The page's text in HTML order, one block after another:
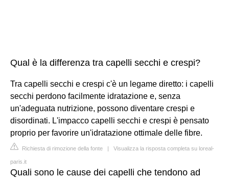
Qual è la differenza tra capelli secchi e crespi?
Tra capelli secchi e crespi c'è un legame diretto: i capelli
secchi perdono facilmente idratazione e, senza
un'adeguata nutrizione, possono diventare crespi e
disordinati. L'impacco capelli secchi e crespi è pensato
proprio per favorire un'idratazione ottimale delle fibre.
Richiesta di rimozione della fonte | Visualizza la risposta completa su loreal-
paris.it
Quali sono le cause dei capelli che tendono ad